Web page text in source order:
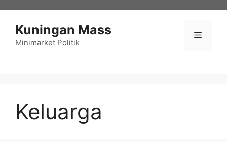
Kuningan Mass
Minimarket Politik
Menu
Keluarga